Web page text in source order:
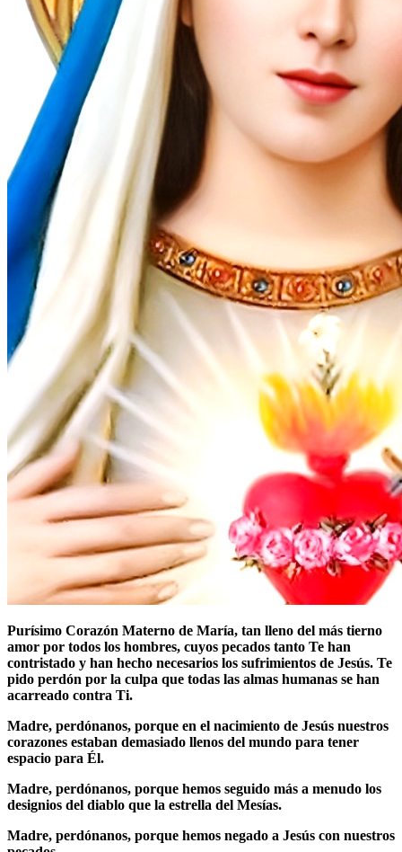
Purísimo Corazón Materno de María, tan lleno del más tierno
amor por todos los hombres, cuyos pecados tanto Te han
contristado y han hecho necesarios los sufrimientos de Jesús. Te
pido perdón por la culpa que todas las almas humanas se han
acarreado contra Ti.
Madre, perdónanos, porque en el nacimiento de Jesús nuestros
corazones estaban demasiado llenos del mundo para tener
espacio para Él.
Madre, perdónanos, porque hemos seguido más a menudo los
designios del diablo que la estrella del Mesías.
Madre, perdónanos, porque hemos negado a Jesús con nuestros